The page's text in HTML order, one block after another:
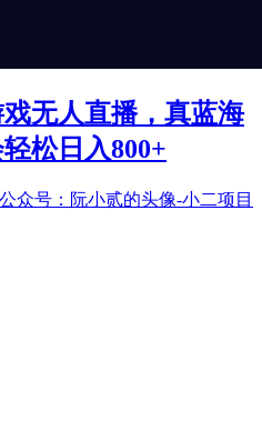
无人直播，真蓝海
松日入800+